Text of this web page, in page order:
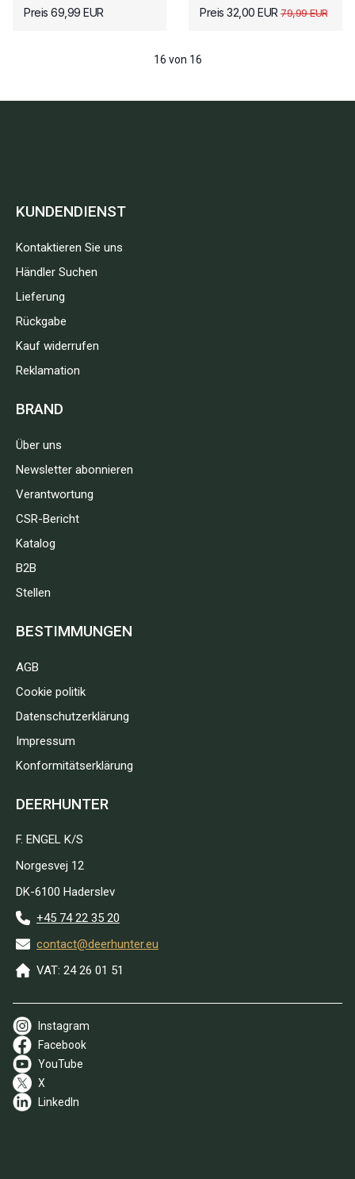
Preis 69,99 EUR Preis 32,00 EUR 79,99 EUR
16 von 16
KUNDENDIENST
Kontaktieren Sie uns
Händler Suchen
Lieferung
Rückgabe
Kauf widerrufen
Reklamation
BRAND
Über uns
Newsletter abonnieren
Verantwortung
CSR-Bericht
Katalog
B2B
Stellen
BESTIMMUNGEN
AGB
Cookie politik
Datenschutzerklärung
Impressum
Konformitätserklärung
DEERHUNTER
F. ENGEL K/S
Norgesvej 12
DK-6100 Haderslev
+45 74 22 35 20
contact@deerhunter.eu
VAT: 24 26 01 51
Instagram
Facebook
YouTube
X
LinkedIn